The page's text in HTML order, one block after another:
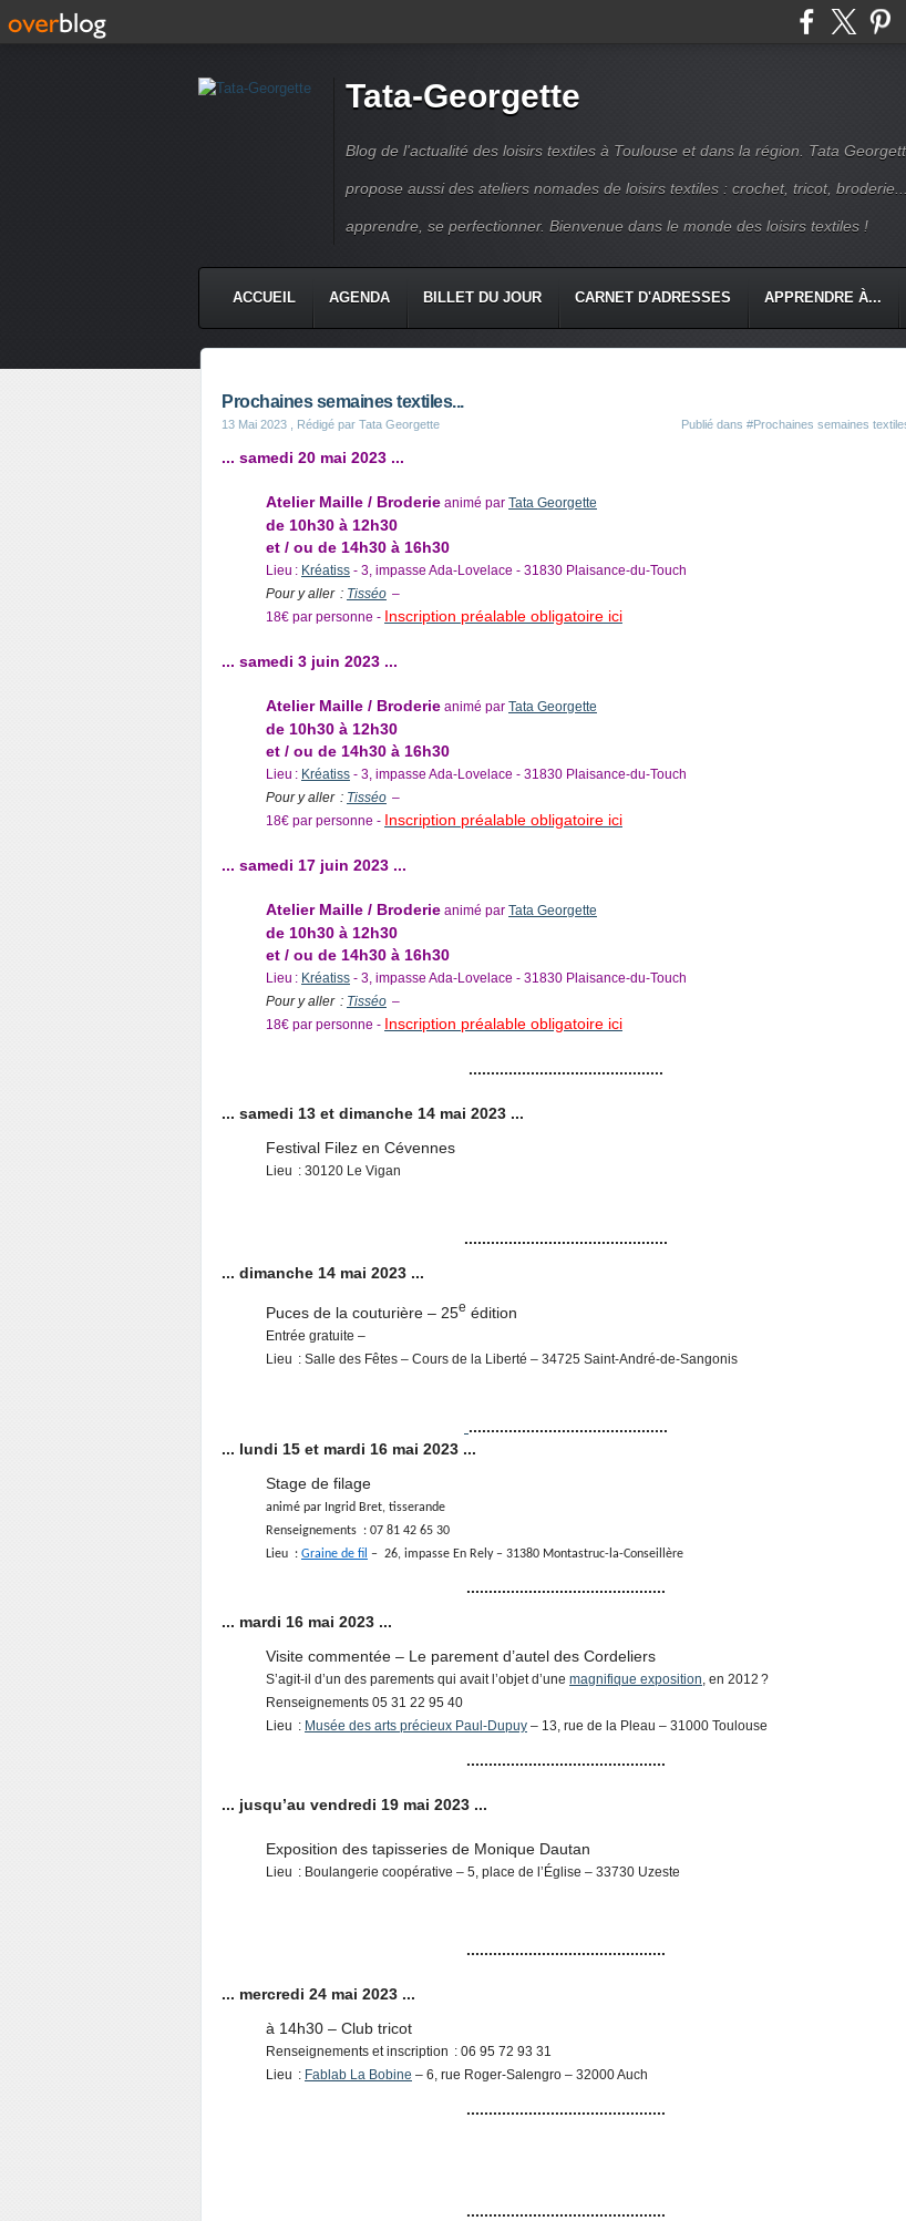
Tata-Georgette
Blog de l'actualité des loisirs textiles à Toulouse et dans la région. Tata
propose aussi des ateliers nomades de loisirs textiles : crochet, tricot,
apprendre, se perfectionner. Bienvenue dans le monde des loisirs textiles !
ACCUEIL AGENDA BILLET DU JOUR CARNET D'ADRESSES APPRENDRE À...
Prochaines semaines textiles...
13 Mai 2023 , Rédigé par Tata Georgette Publié dans #Prochaines semaines
... samedi 20 mai 2023 ...
Atelier Maille / Broderie animé par Tata Georgette
de 10h30 à 12h30
et / ou de 14h30 à 16h30
Lieu : Kréatiss - 3, impasse Ada-Lovelace - 31830 Plaisance-du-Touch
Pour y aller : Tisséo –
18€ par personne - Inscription préalable obligatoire ici
... samedi 3 juin 2023 ...
Atelier Maille / Broderie animé par Tata Georgette
de 10h30 à 12h30
et / ou de 14h30 à 16h30
Lieu : Kréatiss - 3, impasse Ada-Lovelace - 31830 Plaisance-du-Touch
Pour y aller : Tisséo –
18€ par personne - Inscription préalable obligatoire ici
... samedi 17 juin 2023 ...
Atelier Maille / Broderie animé par Tata Georgette
de 10h30 à 12h30
et / ou de 14h30 à 16h30
Lieu : Kréatiss - 3, impasse Ada-Lovelace - 31830 Plaisance-du-Touch
Pour y aller : Tisséo –
18€ par personne - Inscription préalable obligatoire ici
............................................
... samedi 13 et dimanche 14 mai 2023 ...
Festival Filez en Cévennes
Lieu : 30120 Le Vigan
..............................................
... dimanche 14 mai 2023 ...
Puces de la couturière – 25e édition
Entrée gratuite –
Lieu : Salle des Fêtes – Cours de la Liberté – 34725 Saint-André-de-Sangonis
.............................................
... lundi 15 et mardi 16 mai 2023 ...
Stage de filage
animé par Ingrid Bret, tisserande
Renseignements : 07 81 42 65 30
Lieu : Graine de fil – 26, impasse En Rely – 31380 Montastruc-la-Conseillère
.............................................
... mardi 16 mai 2023 ...
Visite commentée – Le parement d’autel des Cordeliers
S’agit-il d’un des parements qui avait l’objet d’une magnifique exposition , en 2012 ?
Renseignements 05 31 22 95 40
Lieu : Musée des arts précieux Paul-Dupuy – 13, rue de la Pleau – 31000 Toulouse
.............................................
... jusqu’au vendredi 19 mai 2023 ...
Exposition des tapisseries de Monique Dautan
Lieu : Boulangerie coopérative – 5, place de l’Église – 33730 Uzeste
.............................................
... mercredi 24 mai 2023 ...
à 14h30 – Club tricot
Renseignements et inscription : 06 95 72 93 31
Lieu : Fablab La Bobine – 6, rue Roger-Salengro – 32000 Auch
.............................................
.............................................